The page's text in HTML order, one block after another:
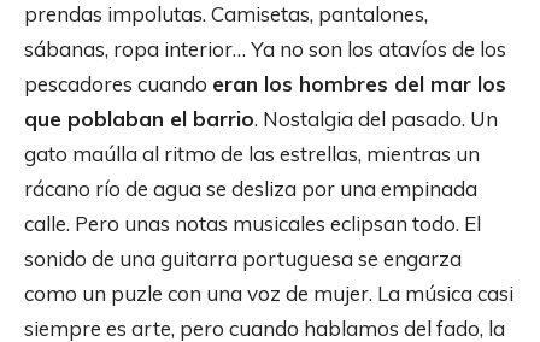
prendas impolutas. Camisetas, pantalones,
sábanas, ropa interior… Ya no son los atavíos de los
pescadores cuando eran los hombres del mar los
que poblaban el barrio. Nostalgia del pasado. Un
gato maúlla al ritmo de las estrellas, mientras un
rácano río de agua se desliza por una empinada
calle. Pero unas notas musicales eclipsan todo. El
sonido de una guitarra portuguesa se engarza
como un puzle con una voz de mujer. La música casi
siempre es arte, pero cuando hablamos del fado, la